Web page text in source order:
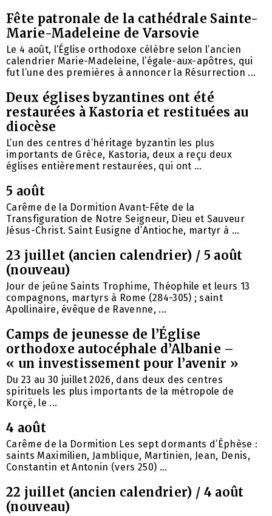
Fête patronale de la cathédrale Sainte-
Marie-Madeleine de Varsovie
Le 4 août, l’Église orthodoxe célèbre selon l’ancien
calendrier Marie-Madeleine, l’égale-aux-apôtres, qui
fut l’une des premières à annoncer la Résurrection ...
Deux églises byzantines ont été
restaurées à Kastoria et restituées au
diocèse
L’un des centres d’héritage byzantin les plus
importants de Grèce, Kastoria, deux a reçu deux
églises entièrement restaurées, qui ont ...
5 août
Carême de la Dormition Avant-Fête de la
Transfiguration de Notre Seigneur, Dieu et Sauveur
Jésus-Christ. Saint Eusigne d’Antioche, martyr à ...
23 juillet (ancien calendrier) / 5 août
(nouveau)
Jour de jeûne Saints Trophime, Théophile et leurs 13
compagnons, martyrs à Rome (284-305) ; saint
Apollinaire, évêque de Ravenne, ...
Camps de jeunesse de l’Église
orthodoxe autocéphale d’Albanie –
« un investissement pour l’avenir »
Du 23 au 30 juillet 2026, dans deux des centres
spirituels les plus importants de la métropole de
Korçë, le ...
4 août
Carême de la Dormition Les sept dormants d’Éphèse :
saints Maximilien, Jamblique, Martinien, Jean, Denis,
Constantin et Antonin (vers 250) ...
22 juillet (ancien calendrier) / 4 août
(nouveau)